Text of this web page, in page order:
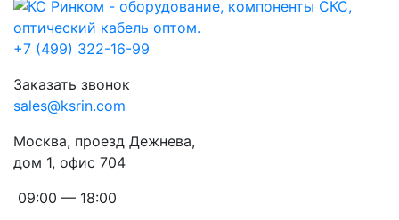
+7 (499) 322-16-99
Заказать звонок
sales@ksrin.com
Москва, проезд Дежнева,
дом 1, офис 704
09:00 — 18:00